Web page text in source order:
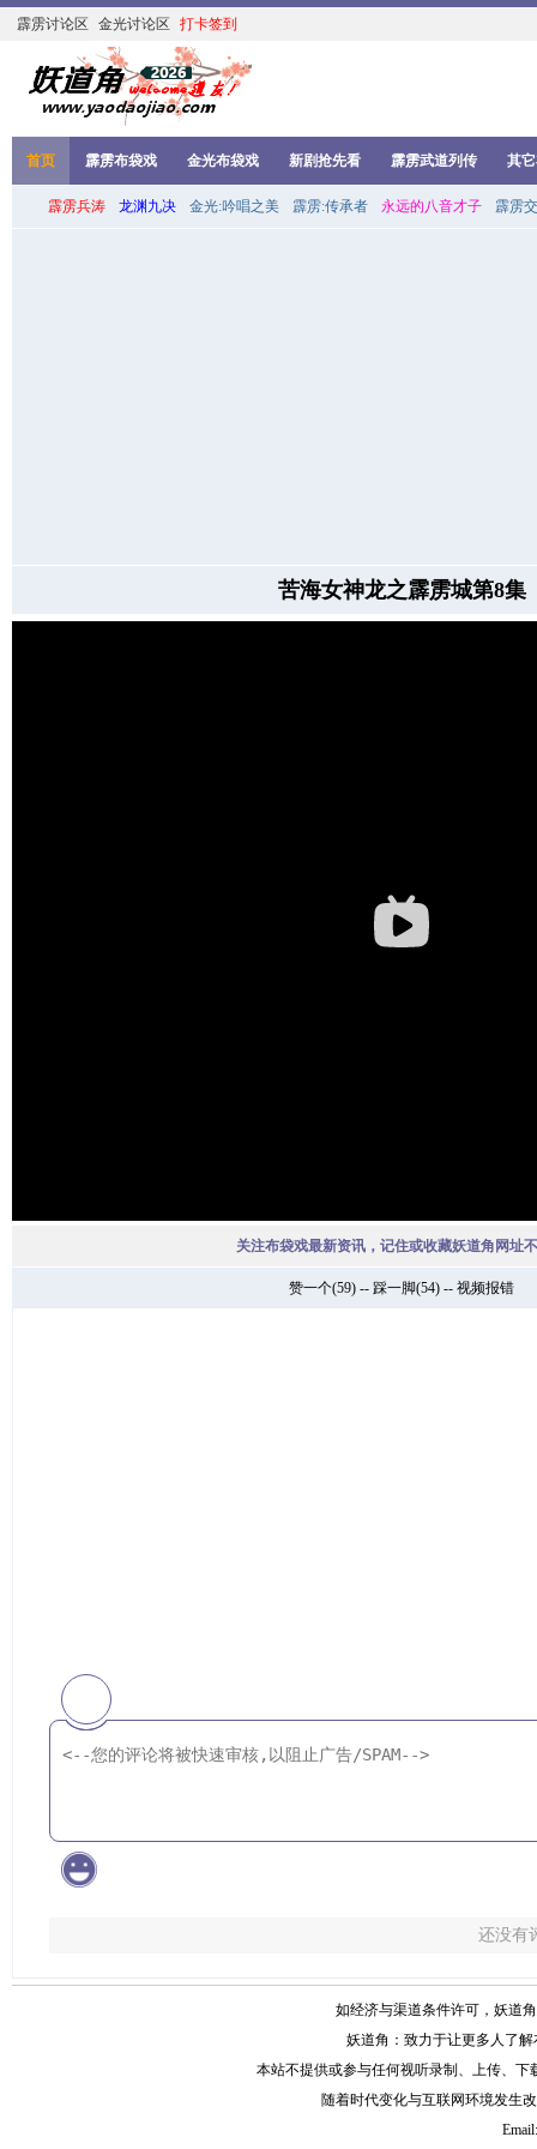
霹雳讨论区 金光讨论区 打卡签到
首页 霹雳布袋戏 金光布袋戏 新剧抢先看 霹雳武道列传 其
霹雳兵涛 龙渊九决 金光:吟唱之美 霹雳:传承者 永远的八音才子 霹雳
苦海女神龙之霹雳城第8集
关注布袋戏最新资讯，记住或收藏妖道角网址
赞一个(59) -- 踩一脚(54) -- 视频报错
还没有
如经济与渠道条件许可，妖道
妖道角：致力于让更多人了
本站不提供或参与任何视听录制、上传、
随着时代变化与互联网环境发生